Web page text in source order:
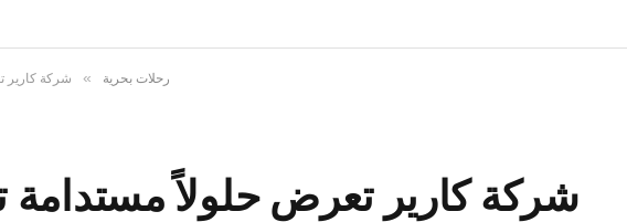
رحلات بحرية » شركة كارير
شركة كارير تعرض حلولاً مستدامة